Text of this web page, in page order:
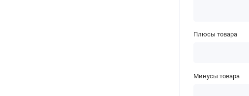
Плюсы товара
Минусы товара